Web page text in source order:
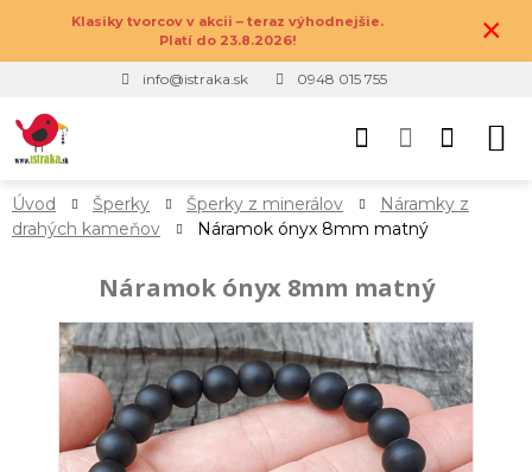
Klasiky tvorcov v akcii – teraz výhodnejšie.
Platí do 23.8.2026!
×
info@istraka.sk 0948 015 755
Úvod Šperky Šperky z minerálov
Náramky z
drahých kameňov
Náramok ónyx 8mm matný
Náramok ónyx 8mm matný